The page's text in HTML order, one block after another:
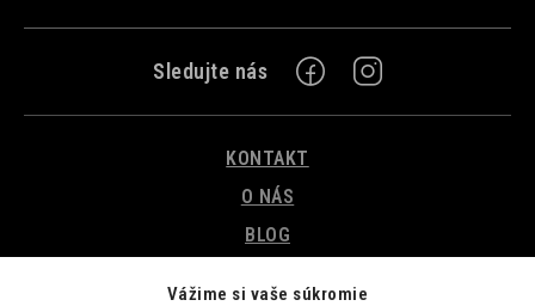
Vážime si vaše súkromie
t
KONTAKT
O NÁS
BLOG